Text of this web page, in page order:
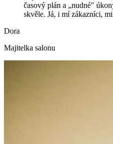
časový plán a „nudné"
skvěle. Já, i mí zákazníci,
Dora
Majitelka salonu